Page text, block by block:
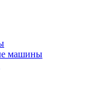
машины